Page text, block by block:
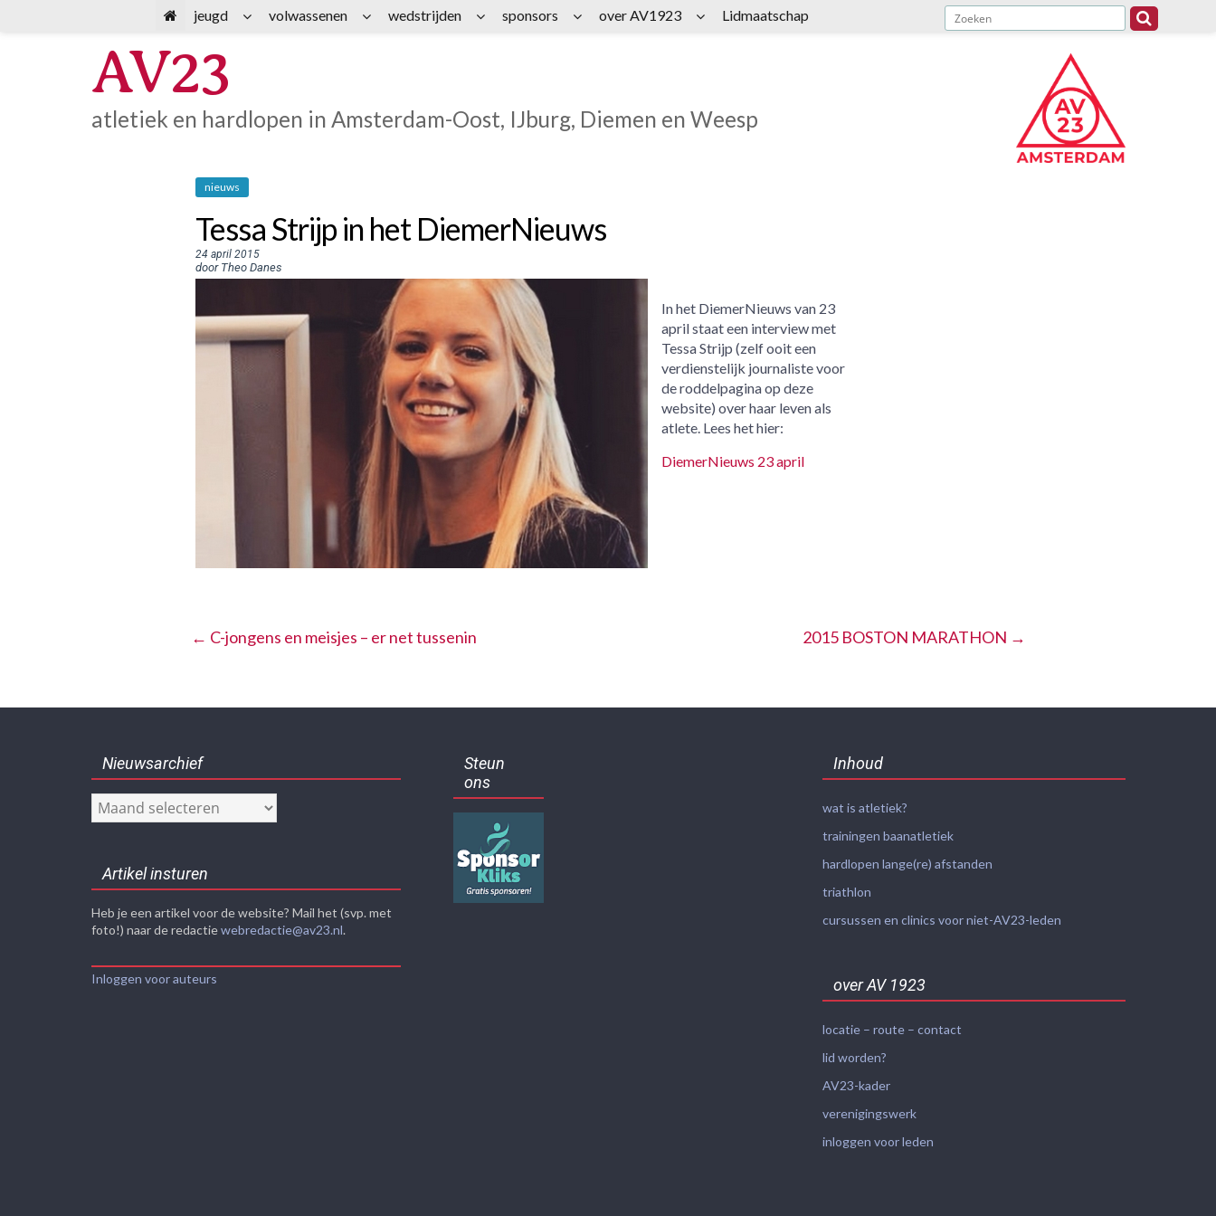
AV23
atletiek en hardlopen in Amsterdam-Oost, IJburg, Diemen en Weesp
nieuws
Tessa Strijp in het DiemerNieuws
24 april 2015
door Theo Danes
In het DiemerNieuws van 23
april staat een interview met
Tessa Strijp (zelf ooit een
verdienstelijk journaliste voor
de roddelpagina op deze
website) over haar leven als
atlete. Lees het hier:
DiemerNieuws 23 april
← C-jongens en meisjes – er net tussenin 2015 BOSTON MARATHON →
Nieuwsarchief
Nieuwsarchief
Artikel insturen
Heb je een artikel voor de website? Mail het (svp. met
foto!) naar de redactiewebredactie@av23.nl.
Inloggen voor auteurs
Steun
ons
Inhoud
wat is atletiek?
trainingen baanatletiek
hardlopen lange(re) afstanden
triathlon
cursussen en clinics voor niet-AV23-leden
over AV 1923
locatie – route – contact
lid worden?
AV23-kader
verenigingswerk
inloggen voor leden
jeugd volwassenen wedstrijden sponsors over AV1923 Lidmaatschap